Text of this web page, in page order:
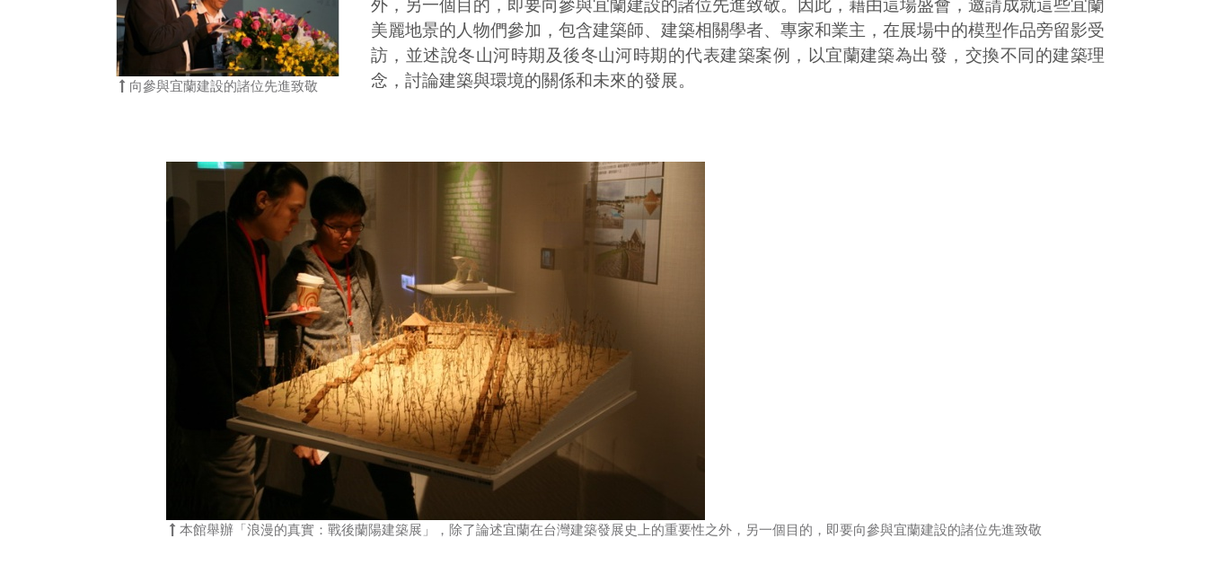
向參與宜蘭建設的諸位先進致敬
外，另一個目的，即要向參與宜蘭建設的諸位先進致敬。因此，藉由這場盛會，邀請成就這些宜蘭
美麗地景的人物們參加，包含建築師、建築相關學者、專家和業主，在展場中的模型作品旁留影受
訪，並述說冬山河時期及後冬山河時期的代表建築案例，以宜蘭建築為出發，交換不同的建築理
念，討論建築與環境的關係和未來的發展。
本館舉辦「浪漫的真實：戰後蘭陽建築展」，除了論述宜蘭在台灣建築發展史上的重要性之外，另一個目的，即要向參與宜蘭建設的諸位先進致敬